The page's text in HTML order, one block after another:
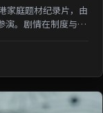
家庭题材纪录片，由
演。剧情在制度与人